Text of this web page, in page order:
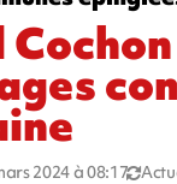
2024 à 08:17